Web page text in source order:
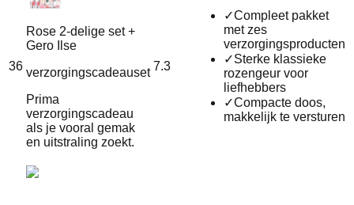
36
Rose 2-delige set +
Gero Ilse
verzorgingscadeauset
Prima
verzorgingscadeau
als je vooral gemak
en uitstraling zoekt.
7.3
✓Compleet pakket
met zes
verzorgingsproducten
✓Sterke klassieke
rozengeur voor
liefhebbers
✓Compacte doos,
makkelijk te versturen